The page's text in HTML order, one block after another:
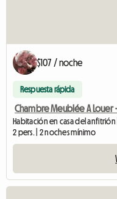
$107 / noche
Respuesta rápida
Chambre Meublée A Louer
Habitación en casa del anfitrión
2 pers. | 2 noches mínimo